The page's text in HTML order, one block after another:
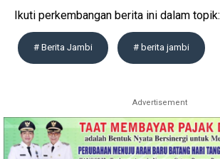
Ikuti perkembangan berita ini dalam topik:
# Berita Jambi # berita jambi
Advertisement